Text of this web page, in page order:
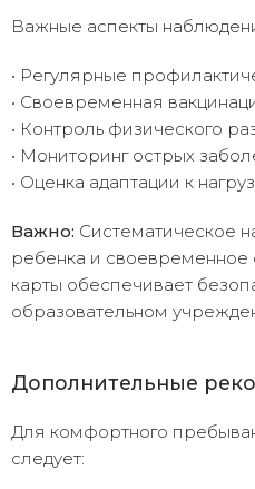
Важные аспекты
• Регулярные
• Своевременная
• Контроль физического
• Мониторинг острых
• Оценка адаптации к
Важно: Систематическое
ребенка и
карты обеспечивает
образовательном
Дополнительные
Для комфортного
следует: